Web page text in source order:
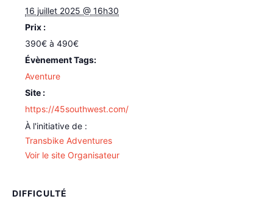
16 juillet 2025 @ 16h30
Prix :
390€ à 490€
Évènement Tags:
Aventure
Site :
https://45southwest.com/
Transbike Adventures
Voir le site Organisateur
DIFFICULTÉ